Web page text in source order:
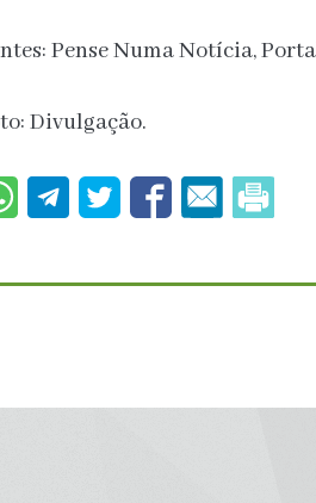
Pense Numa Notícia,
Divulgação.